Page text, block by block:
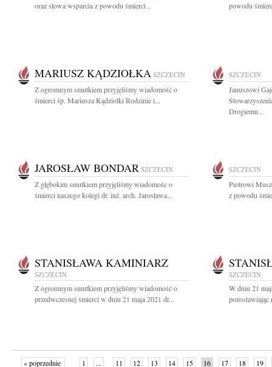
oraz słowa wsparcia z powodu śmierci...
powodu
MARIUSZ KĄDZIOŁKA SZCZECIN
Z ogromnym smutkiem przyjęliśmy wiadomość o
śmierci śp. Mariusza Kądziołki Rodzinie i...
SZCZECIN
Januszowi
Drogiemu...
JAROSŁAW BONDAR SZCZECIN
Z głębokim smutkiem przyjęliśmy wiadomośc o
śmierci naszego kolegi dr. inż. arch. Jarosława...
SZCZECIN
Piotrowi
z powodu
STANISŁAWA KAMINIARZ
SZCZECIN
Z ogromnym smutkiem przyjęliśmy wiadomość o
przedwczesnej śmierci w dniu 21 maja 2021 dr...
SZCZECIN
W dniu 21
« poprzednie 1 ... 11 12 13 14 15 16 17 18 19